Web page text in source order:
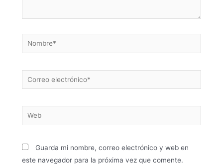
Guarda mi nombre, correo electrónico y web en
este navegador para la próxima vez que comente.